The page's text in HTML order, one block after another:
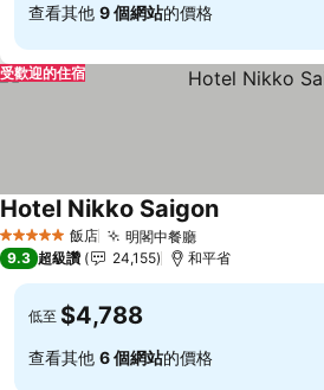
查看其他 9 個網站的價格
受歡迎的住宿
5 星級 飯店 明閣中餐廳查看價格
Hotel Nikko Saigon查看價格
9.3 超級讚 24,155 和平省
低至 $4,788
查看其他 6 個網站的價格